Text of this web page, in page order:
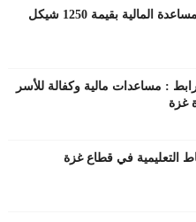
بقيمة 1250 شيكل
: مساعدات مالية وكفالة للأسر
غزة
التعليمية في قطاع غزة